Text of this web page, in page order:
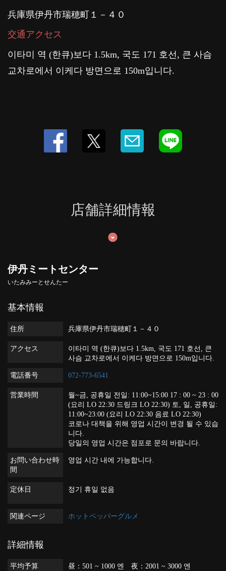
兵庫県伊丹市瑞穂町１－４０
交通アクセス
이타미 역 (한큐)보다 1.5km, 국도 171 호선, 큰 사슴
교차로에서 이케다 방면으로 150m입니다.
店舗詳細情報
伊丹ミートセンター
いたみみーとせんたー
基本情報
住所 兵庫県伊丹市瑞穂町１－４０
アクセス
이타미 역 (한큐)보다 1.5km, 국도 171 호선, 큰
사슴 교차로에서 이케다 방면으로 150m입니다.
電話番号 072-773-6541
営業時間
월~금, 공휴일 전일: 11:00~15:00 17 : 00 ~ 23 : 00
(요리 LO 22:30 드링크 LO 22:30) 토, 일, 공휴일:
11:00~23:00 (요리 LO 22:30 음료 LO 22:30)
코로나 대책을 위해 영업 시간이 변경 될 수 있습
니다.
당일의 영업 시간은 점포로 문의 바랍니다.
お問い合わせ時
間
영업 시간 내에 가능합니다.
定休日 정기 휴일 없음
関連ページ ホットペッパーグルメ
詳細情報
平均予算 昼：501 ~ 1000 엔 夜：2001 ~ 3000 엔